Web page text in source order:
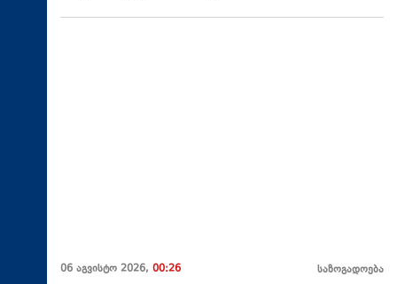
06 აგვისტო 2026, 00:26 საზოგადოება